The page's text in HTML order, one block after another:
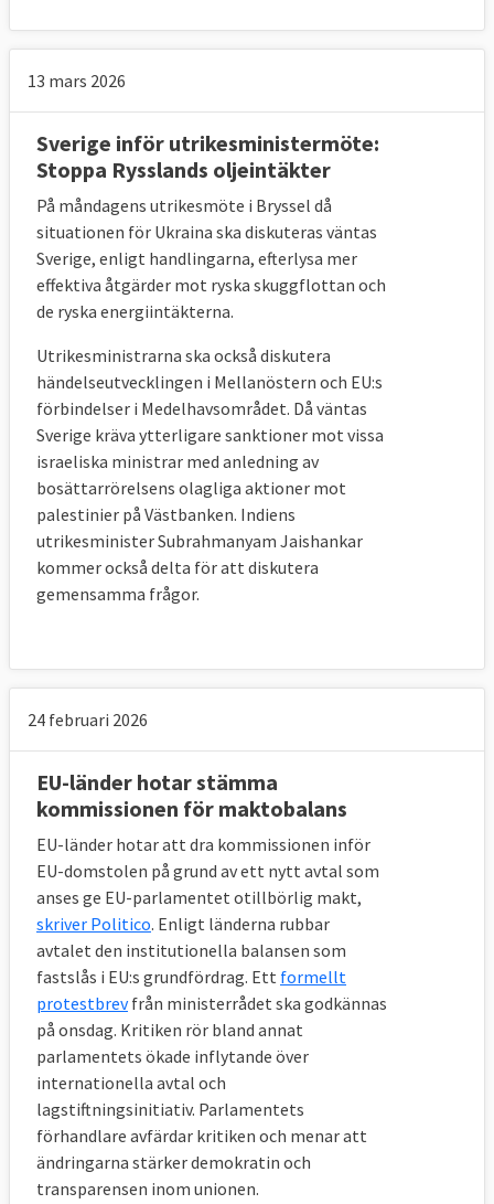
13 mars 2026
Sverige inför utrikesministermöte:
Stoppa Rysslands oljeintäkter
På måndagens utrikesmöte i Bryssel då
situationen för Ukraina ska diskuteras väntas
Sverige, enligt handlingarna, efterlysa mer
effektiva åtgärder mot ryska skuggflottan och
de ryska energiintäkterna.
Utrikesministrarna ska också diskutera
händelseutvecklingen i Mellanöstern och EU:s
förbindelser i Medelhavsområdet. Då väntas
Sverige kräva ytterligare sanktioner mot vissa
israeliska ministrar med anledning av
bosättarrörelsens olagliga aktioner mot
palestinier på Västbanken. Indiens
utrikesminister Subrahmanyam Jaishankar
kommer också delta för att diskutera
gemensamma frågor.
24 februari 2026
EU-länder hotar stämma
kommissionen för maktobalans
EU-länder hotar att dra kommissionen inför
EU-domstolen på grund av ett nytt avtal som
anses ge EU-parlamentet otillbörlig makt,
skriver Politico. Enligt länderna rubbar
avtalet den institutionella balansen som
fastslås i EU:s grundfördrag. Ett formellt
protestbrevfrån ministerrådet ska godkännas
på onsdag. Kritiken rör bland annat
parlamentets ökade inflytande över
internationella avtal och
lagstiftningsinitiativ. Parlamentets
förhandlare avfärdar kritiken och menar att
ändringarna stärker demokratin och
transparensen inom unionen.